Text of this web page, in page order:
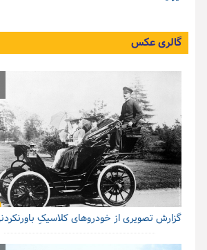
گالری عکس
گزارش تصویری از خودروهای کلاسیکِ